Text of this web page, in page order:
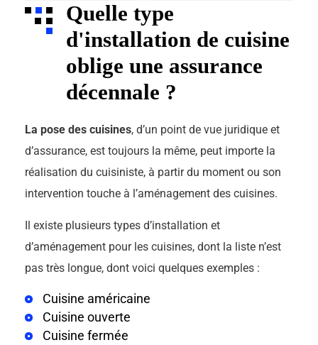
Quelle type
d'installation de cuisine
oblige une assurance
décennale ?
La pose des cuisines, d’un point de vue juridique et
d’assurance, est toujours la même, peut importe la
réalisation du cuisiniste, à partir du moment ou son
intervention touche à l’aménagement des cuisines.
Il existe plusieurs types d’installation et
d’aménagement pour les cuisines, dont la liste n’est
pas très longue, dont voici quelques exemples :
Cuisine américaine
Cuisine ouverte
Cuisine fermée